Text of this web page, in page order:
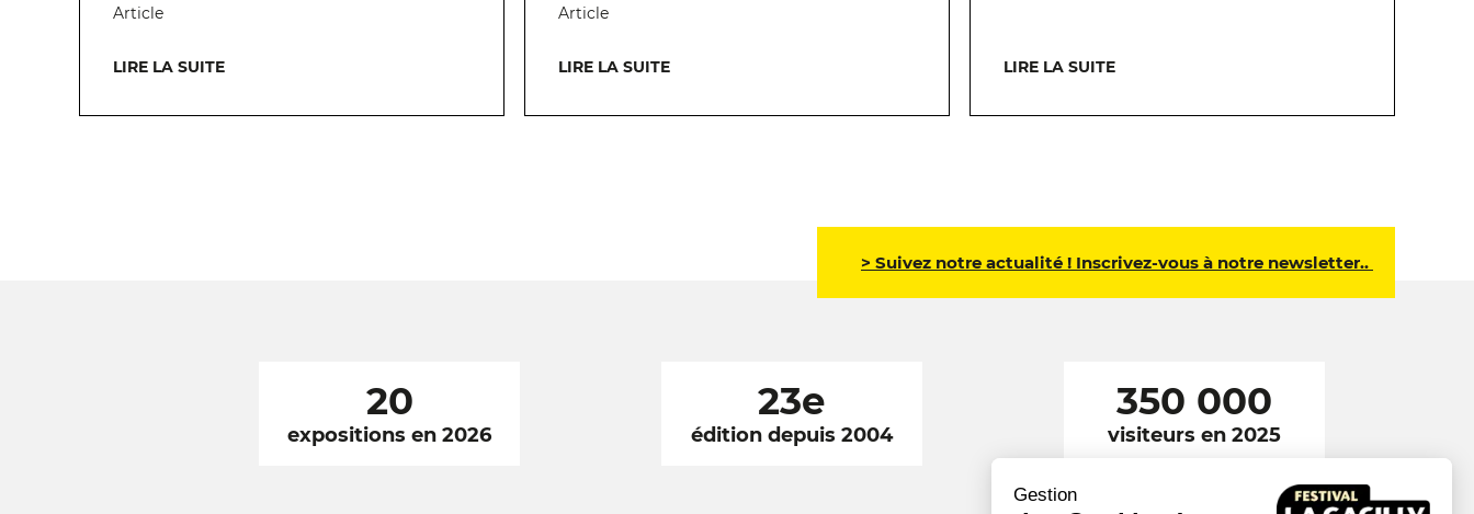
Gestion
Article
LIRE LA SUITE
Article
LIRE LA SUITE LIRE LA SUITE
> Suivez notre actualité ! Inscrivez-vous à notre newsletter..
20
expositions en 2026
23e
édition depuis 2004
350 000
visiteurs en 2025